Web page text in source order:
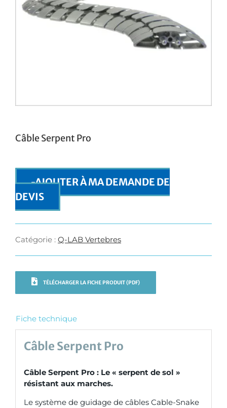
Câble Serpent Pro
AJOUTER À MA DEMANDE DE
DEVIS
Catégorie : Q-LAB Vertebres
TÉLÉCHARGER LA FICHE PRODUIT (PDF)
Fiche technique
Câble Serpent Pro
Câble Serpent Pro : Le « serpent de sol »
résistant aux marches.
Le système de guidage de câbles Cable-Snake